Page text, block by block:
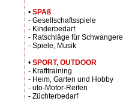
• SPAß
- Gesellschaftsspiele
- Kinderbedarf
- Ratschläge für Schwangere
- Spiele, Musik
• SPORT, OUTDOOR
- Krafttraining
- Heim, Garten und Hobby
- uto-Motor-Reifen
- Züchterbedarf